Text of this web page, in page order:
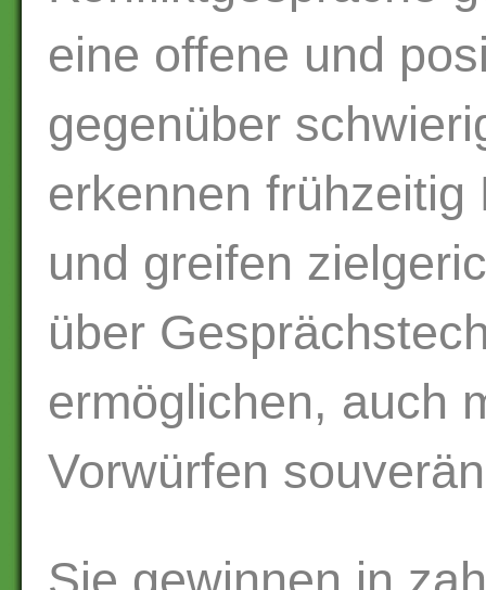
eine offene und
gegenüber
erkennen
und greifen
über
ermöglichen, auch
Vorwürfen
Sie gewinnen in